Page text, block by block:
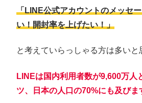
「LINE公式アカウントのメッセ
い！開封率を上げたい！」
と考えていらっしゃる方は多いと
LINEは国内利用者数が9,600万人
ツ、日本の人口の70%にも及びま